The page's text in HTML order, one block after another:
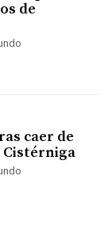
de
caer de
Cistérniga